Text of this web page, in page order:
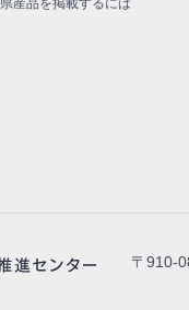
県産品を掲載するには
〒910-